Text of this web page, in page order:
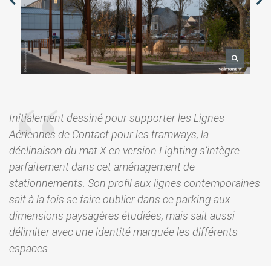
Initialement dessiné pour supporter les Lignes
Aériennes de Contact pour les tramways, la
déclinaison du mat X en version Lighting s’intègre
parfaitement dans cet aménagement de
stationnements. Son profil aux lignes contemporaines
sait à la fois se faire oublier dans ce parking aux
dimensions paysagères étudiées, mais sait aussi
délimiter avec une identité marquée les différents
espaces.